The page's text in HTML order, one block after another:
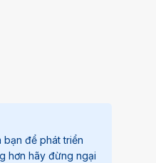
để phát triển
hơn hãy đừng ngại